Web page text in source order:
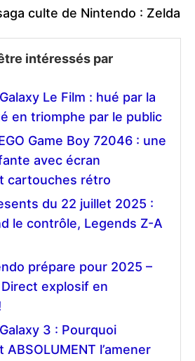
culte de Nintendo : Zelda
intéressés par
Le Film : hué par la
en triomphe par le public
Game Boy 72046 : une
avec écran
cartouches rétro
du 22 juillet 2025 :
le contrôle, Legends Z-A
prépare pour 2025 –
explosif en
3 : Pourquoi
l’amener